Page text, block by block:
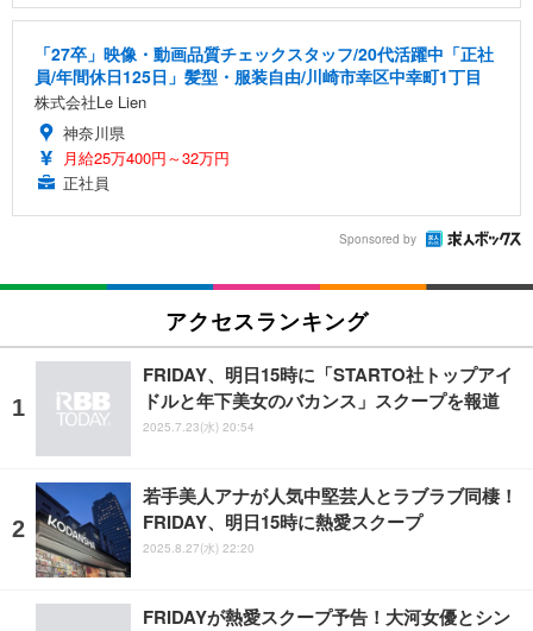
「27卒」映像・動画品質チェックスタッフ/20代活躍中「正社
員/年間休日125日」髪型・服装自由/川崎市幸区中幸町1丁目
株式会社Le Lien
神奈川県
月給25万400円～32万円
正社員
Sponsored by
アクセスランキング
FRIDAY、明日15時に「STARTO社トップアイ
ドルと年下美女のバカンス」スクープを報道
2025.7.23(水) 20:54
若手美人アナが人気中堅芸人とラブラブ同棲！
FRIDAY、明日15時に熱愛スクープ
2025.8.27(水) 22:20
FRIDAYが熱愛スクープ予告！大河女優とシン